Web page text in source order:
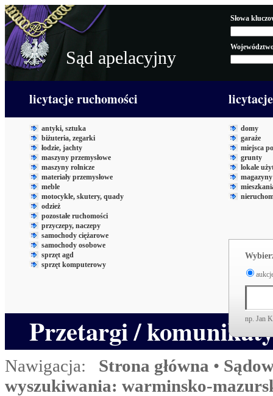
Sąd apelacyjny
Słowa
licytacje ruchomości
antyki, sztuka
biżuteria, zegarki
łodzie, jachty
maszyny przemysłowe
maszyny rolnicze
materiały przemysłowe
meble
motocykle, skutery, quady
odzież
pozostałe ruchomości
przyczepy, naczepy
samochody ciężarowe
samochody osobowe
sprzęt agd
sprzęt komputerowy
domy
garaże
miejsca
grunty
lokale
Przetargi / np. Jan
Nawigacja: Strona główna •
wyszukiwania: warminsko-